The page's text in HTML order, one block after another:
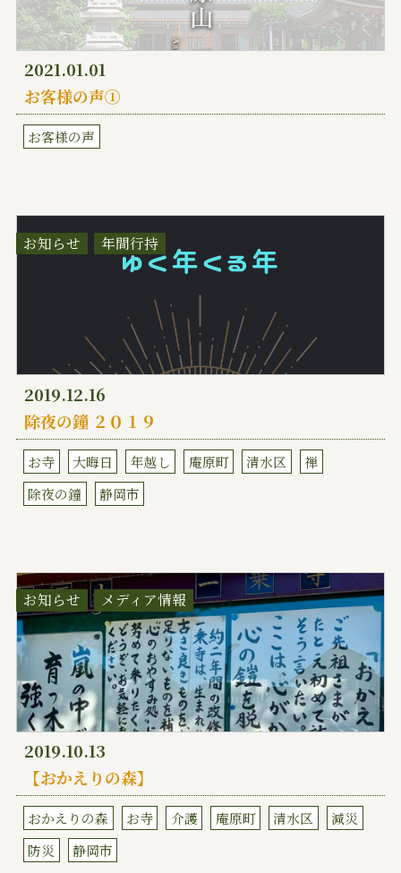
2021.01.01
お客様の声①
お客様の声
お知らせ 年間行持
2019.12.16
除夜の鐘 ２０１９
お寺 大晦日 年越し 庵原町 清水区
禅
除夜の鐘
静岡市
お知らせ メディア情報
2019.10.13
【おかえりの森】
おかえりの森 お寺 介護 庵原町 清水区
減災
防災
静岡市